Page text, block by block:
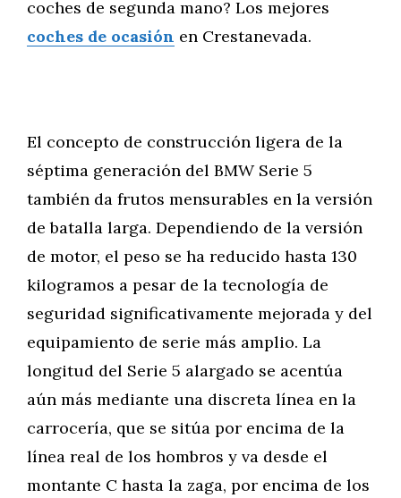
coches de segunda mano? Los mejores
coches de ocasión en Crestanevada.
El concepto de construcción ligera de la
séptima generación del BMW Serie 5
también da frutos mensurables en la versión
de batalla larga. Dependiendo de la versión
de motor, el peso se ha reducido hasta 130
kilogramos a pesar de la tecnología de
seguridad significativamente mejorada y del
equipamiento de serie más amplio. La
longitud del Serie 5 alargado se acentúa
aún más mediante una discreta línea en la
carrocería, que se sitúa por encima de la
línea real de los hombros y va desde el
montante C hasta la zaga, por encima de los